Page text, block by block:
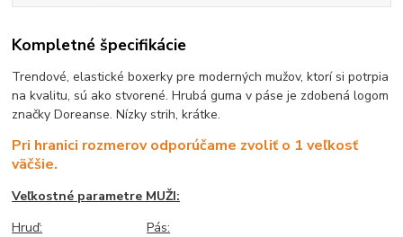
Kompletné špecifikácie
Trendové, elastické boxerky pre moderných mužov, ktorí si potrpia
na kvalitu, sú ako stvorené. Hrubá guma v páse je zdobená logom
značky Doreanse. Nízky strih, krátke.
Pri hranici rozmerov odporúčame zvoliť o 1 veľkosť
väčšie.
Veľkostné parametre MUŽI:
Hruď:
Pás: